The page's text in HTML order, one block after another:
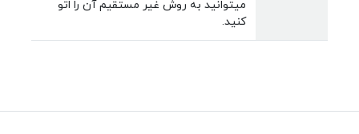
میتوانید به روش غیر مستقیم آن را اتو
کنید.